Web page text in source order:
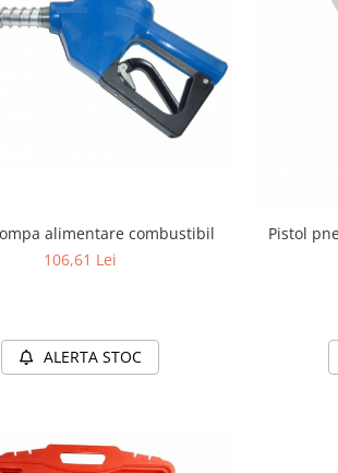
alimentare combustibil
106,61 Lei
ALERTA STOC